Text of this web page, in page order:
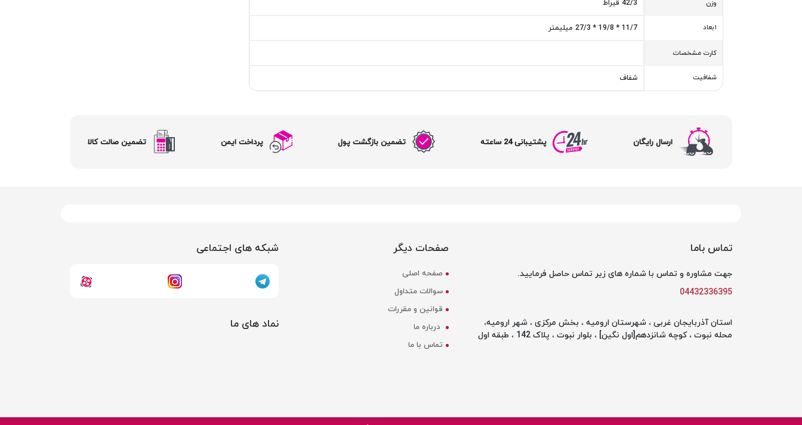
وزن 42/3 قیراط
ابعاد 11/7 * 19/8 * 27/3 میلیمتر
کارت مشخصات
شفافیت شفاف
ارسال رایگان پشتیبانی 24 ساعته تضمین بازگشت پول پرداخت ایمن تضمین صالت کالا
تماس باما
جهت مشاوره و تماس با شماره های زیر تماس حاصل فرمایید.
04432336395
استان آذربایجان غربی ، شهرستان ارومیه ، بخش مرکزی ، شهر ارومیه،
محله نبوت ، کوچه شانزدهم[اول نگین] ، بلوار نبوت ، پلاک 142 ، طبقه اول
صفحات دیگر
صفحه اصلی
سوالات متداول
قوانین و مقررات
درباره ما
تماس با ما
شبکه های اجتماعی
نماد های ما